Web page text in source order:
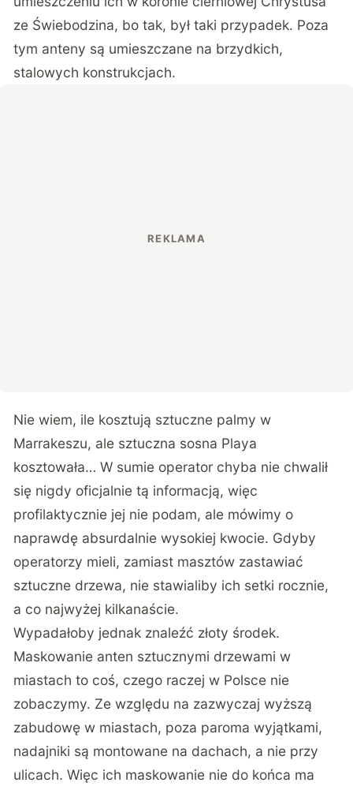
ze Świebodzina, bo tak, był taki przypadek. Poza
tym anteny są umieszczane na brzydkich,
stalowych konstrukcjach.
Nie wiem, ile kosztują sztuczne palmy w
Marrakeszu, ale sztuczna sosna Playa
kosztowała… W sumie operator chyba nie chwalił
się nigdy oficjalnie tą informacją, więc
profilaktycznie jej nie podam, ale mówimy o
naprawdę absurdalnie wysokiej kwocie. Gdyby
operatorzy mieli, zamiast masztów zastawiać
sztuczne drzewa, nie stawialiby ich setki rocznie,
a co najwyżej kilkanaście.
Wypadałoby jednak znaleźć złoty środek.
Maskowanie anten sztucznymi drzewami w
miastach to coś, czego raczej w Polsce nie
zobaczymy. Ze względu na zazwyczaj wyższą
zabudowę w miastach, poza paroma wyjątkami,
nadajniki są montowane na dachach, a nie przy
ulicach. Więc ich maskowanie nie do końca ma